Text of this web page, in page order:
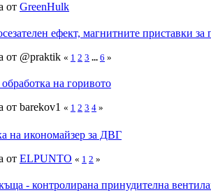
от GreenHulk
ефект, магнитните приставки за
от @praktik « 1 2 3 ... 6 »
на горивото
от barekov1 « 1 2 3 4 »
на икономайзер за ДВГ
от ELPUNTO « 1 2 »
- контролирана принудителна